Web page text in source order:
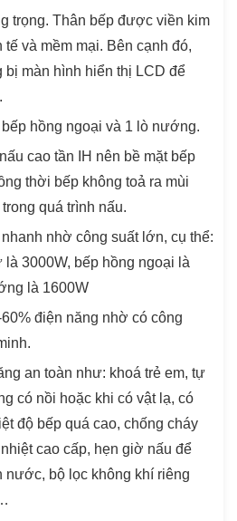
trọng. Thân bếp được viền kim
tế và mềm mại. Bên cạnh đó,
bị màn hình hiển thị LCD để
hồng ngoại và 1 lò nướng.
cao tần IH nên bề mặt bếp
thời bếp không toả ra mùi
quá trình nấu.
nhờ công suất lớn, cụ thể:
là 3000W, bếp hồng ngoại là
là 1600W
điện năng nhờ có công
an toàn như: khoá trẻ em, tự
có nồi hoặc khi có vật lạ, có
độ bếp quá cao, chống cháy
cao cấp, hẹn giờ nấu để
nước, bộ lọc không khí riêng